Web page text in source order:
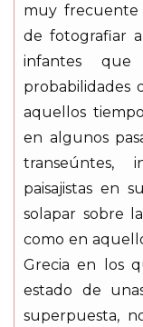
muy frecuente
de fotografiar
infantes
probabilidades
aquellos
en algunos
transeúntes,
paisajistas en
solapar sobre
como en
Grecia en los
estado de
superpuesta,